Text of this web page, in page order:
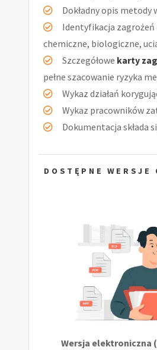
Dokładny opis
Identyfikacja zagrożeń
chemiczne, biologiczne,
Szczegółowe karty
pełne szacowanie ryzyka
Wykaz działań
Wykaz pracowników
Dokumentacja składa
DOSTĘPNE
Wersja elektroniczna